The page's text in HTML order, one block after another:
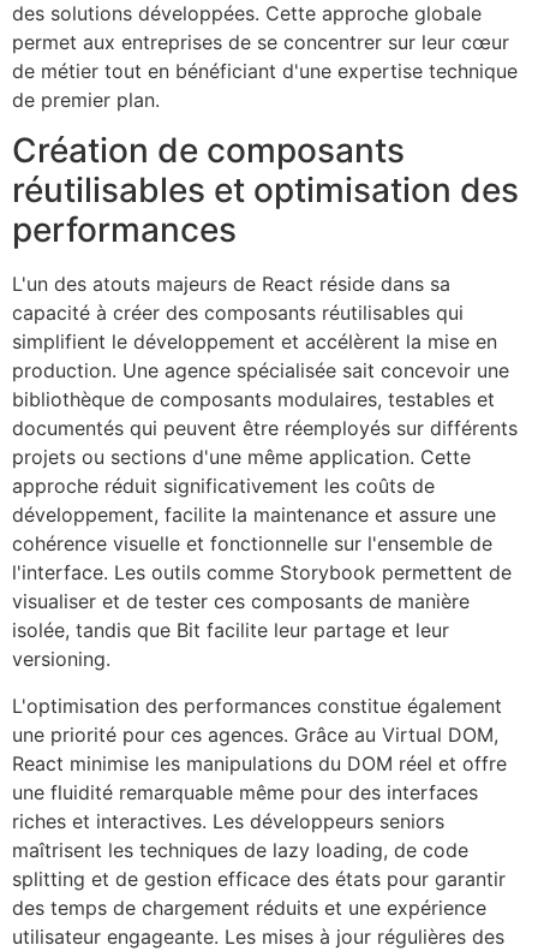
des solutions développées. Cette approche globale
permet aux entreprises de se concentrer sur leur cœur
de métier tout en bénéficiant d'une expertise technique
de premier plan.
Création de composants
réutilisables et optimisation des
performances
L'un des atouts majeurs de React réside dans sa
capacité à créer des composants réutilisables qui
simplifient le développement et accélèrent la mise en
production. Une agence spécialisée sait concevoir une
bibliothèque de composants modulaires, testables et
documentés qui peuvent être réemployés sur différents
projets ou sections d'une même application. Cette
approche réduit significativement les coûts de
développement, facilite la maintenance et assure une
cohérence visuelle et fonctionnelle sur l'ensemble de
l'interface. Les outils comme Storybook permettent de
visualiser et de tester ces composants de manière
isolée, tandis que Bit facilite leur partage et leur
versioning.
L'optimisation des performances constitue également
une priorité pour ces agences. Grâce au Virtual DOM,
React minimise les manipulations du DOM réel et offre
une fluidité remarquable même pour des interfaces
riches et interactives. Les développeurs seniors
maîtrisent les techniques de lazy loading, de code
splitting et de gestion efficace des états pour garantir
des temps de chargement réduits et une expérience
utilisateur engageante. Les mises à jour régulières des